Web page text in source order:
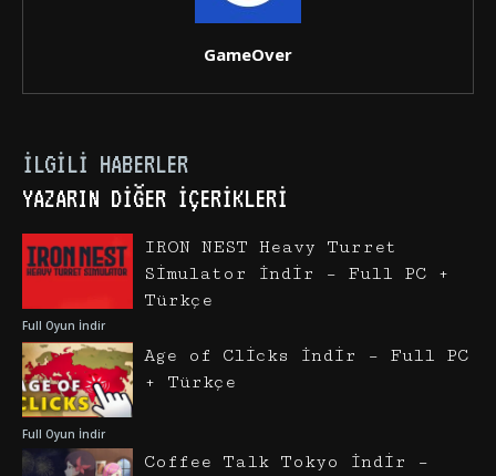
GameOver
İLGILI HABERLER
YAZARIN DIĞER İÇERIKLERI
Full Oyun İndir
IRON NEST Heavy Turret
Simulator İndir – Full PC +
Türkçe
Full Oyun İndir
Age of Clicks İndir – Full PC
+ Türkçe
Coffee Talk Tokyo İndir –